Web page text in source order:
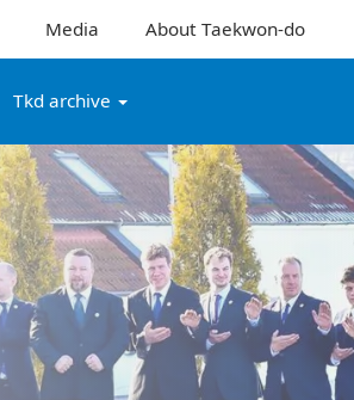
Media About Taekwon-do
Tkd archive